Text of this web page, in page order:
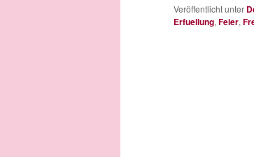
Veröffentlicht unter
Erfuellung, Feier,